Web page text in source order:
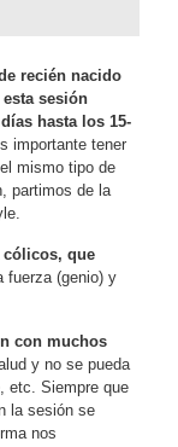
recién nacido
sesión
hasta los 15-
importante tener
mismo tipo de
partimos de la
cólicos, que
fuerza (genio) y
con muchos
y no se pueda
etc. Siempre que
la sesión se
nos